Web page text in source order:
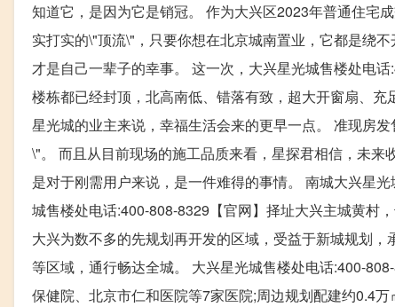
知道它，是因为它是销冠。 作为大兴区2023年普通住宅
实打实的\"顶流\"，只要你想在北京城南置业，它都是绕
才是自己一辈子的幸事。 这一次，大兴星光城售楼处电
楼栋都已经封顶，北高南低、错落有致，超大开窗扇、
星光城的业主来说，幸福生活会来的更早一点。 准现房
\"。 而且从目前现场的施工品质来看，星探君相信，未
是对于刚需用户来说，是一件难得的事情。 南城大兴星
城售楼处电话:400-808-8329【官网】择址大兴主城黄村
大兴为数不多的先规划再开发的区域，受益于新城规划
等区域，通行畅达全城。 大兴星光城售楼处电话:400-
保健院、北京市仁和医院等7家医院;周边规划配建约0.4